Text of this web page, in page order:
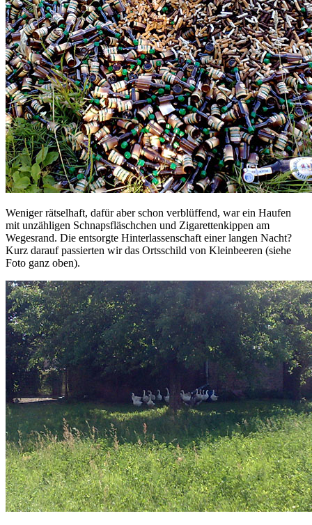
Weniger rätselhaft, dafür aber schon verblüffend, war ein Haufen
mit unzähligen Schnapsfläschchen und Zigarettenkippen am
Wegesrand. Die entsorgte Hinterlassenschaft einer langen Nacht?
Kurz darauf passierten wir das Ortsschild von Kleinbeeren (siehe
Foto ganz oben).